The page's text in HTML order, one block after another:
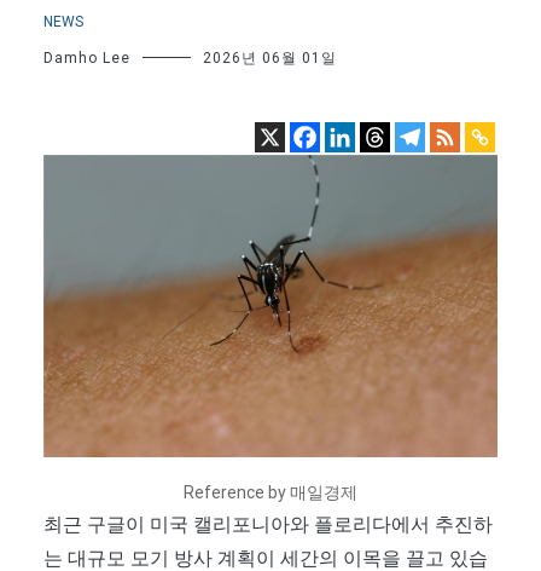
NEWS
Damho Lee 2026년 06월 01일
Reference by 매일경제
최근 구글이 미국 캘리포니아와 플로리다에서 추진하
는 대규모 모기 방사 계획이 세간의 이목을 끌고 있습